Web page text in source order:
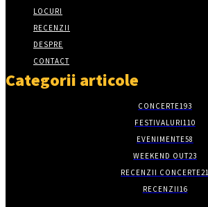
LOCURI
RECENZII
DESPRE
CONTACT
Categorii articole
CONCERTE193
FESTIVALURI110
EVENIMENTE58
WEEKEND OUT23
RECENZII CONCERTE21
RECENZII16